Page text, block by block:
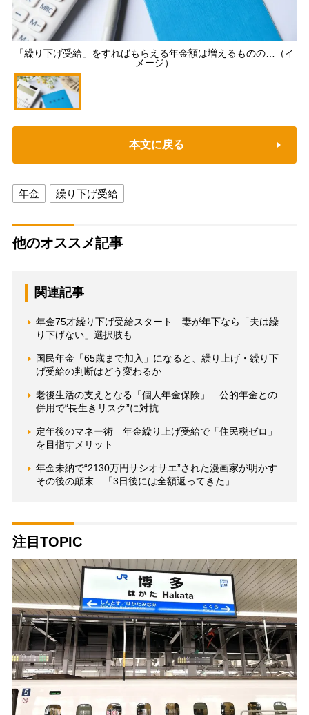
「繰り下げ受給」をすればもらえる年金額は増えるものの…（イ
メージ）
本文に戻る
年金 繰り下げ受給
他のオススメ記事
関連記事
年金75才繰り下げ受給スタート 妻が年下なら「夫は繰
り下げない」選択肢も
国民年金「65歳まで加入」になると、繰り上げ・繰り下
げ受給の判断はどう変わるか
老後生活の支えとなる「個人年金保険」 公的年金との
併用で“長生きリスク”に対抗
定年後のマネー術 年金繰り上げ受給で「住民税ゼロ」
を目指すメリット
年金未納で“2130万円サシオサエ”された漫画家が明かす
その後の顛末 「3日後には全額返ってきた」
注目TOPIC